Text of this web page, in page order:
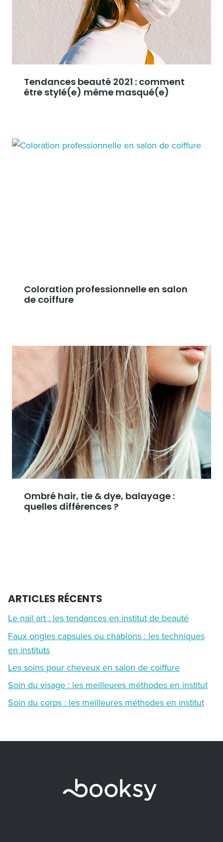
Tendances beauté 2021 : comment
être stylé(e) même masqué(e)
Coloration professionnelle en salon
de coiffure
Ombré hair, tie & dye, balayage :
quelles différences ?
ARTICLES RÉCENTS
Le nail art : les tendances en institut de beauté
Faux ongles capsules ou chablons : les techniques
en instituts
Les soins pour cheveux en salon de coiffure
Soin du visage : les meilleures méthodes en institut
Soin du corps : les meilleures méthodes en institut